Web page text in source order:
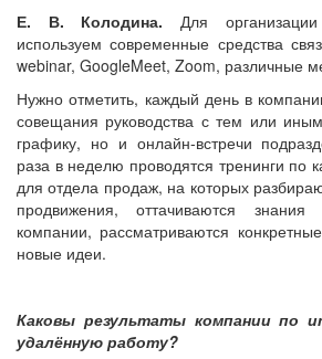
Е. В. Колодина. Для
используем современные средства
webinar, GoogleMeet, Zoom, различные
Нужно отметить, каждый день в
совещания руководства с тем или
графику, но и онлайн-встречи
раза в неделю проводятся тренинги по
для отдела продаж, на которых
продвижения, оттачиваются
компании, рассматриваются
новые идеи.
Каковы результаты компании по
удалённую работу?